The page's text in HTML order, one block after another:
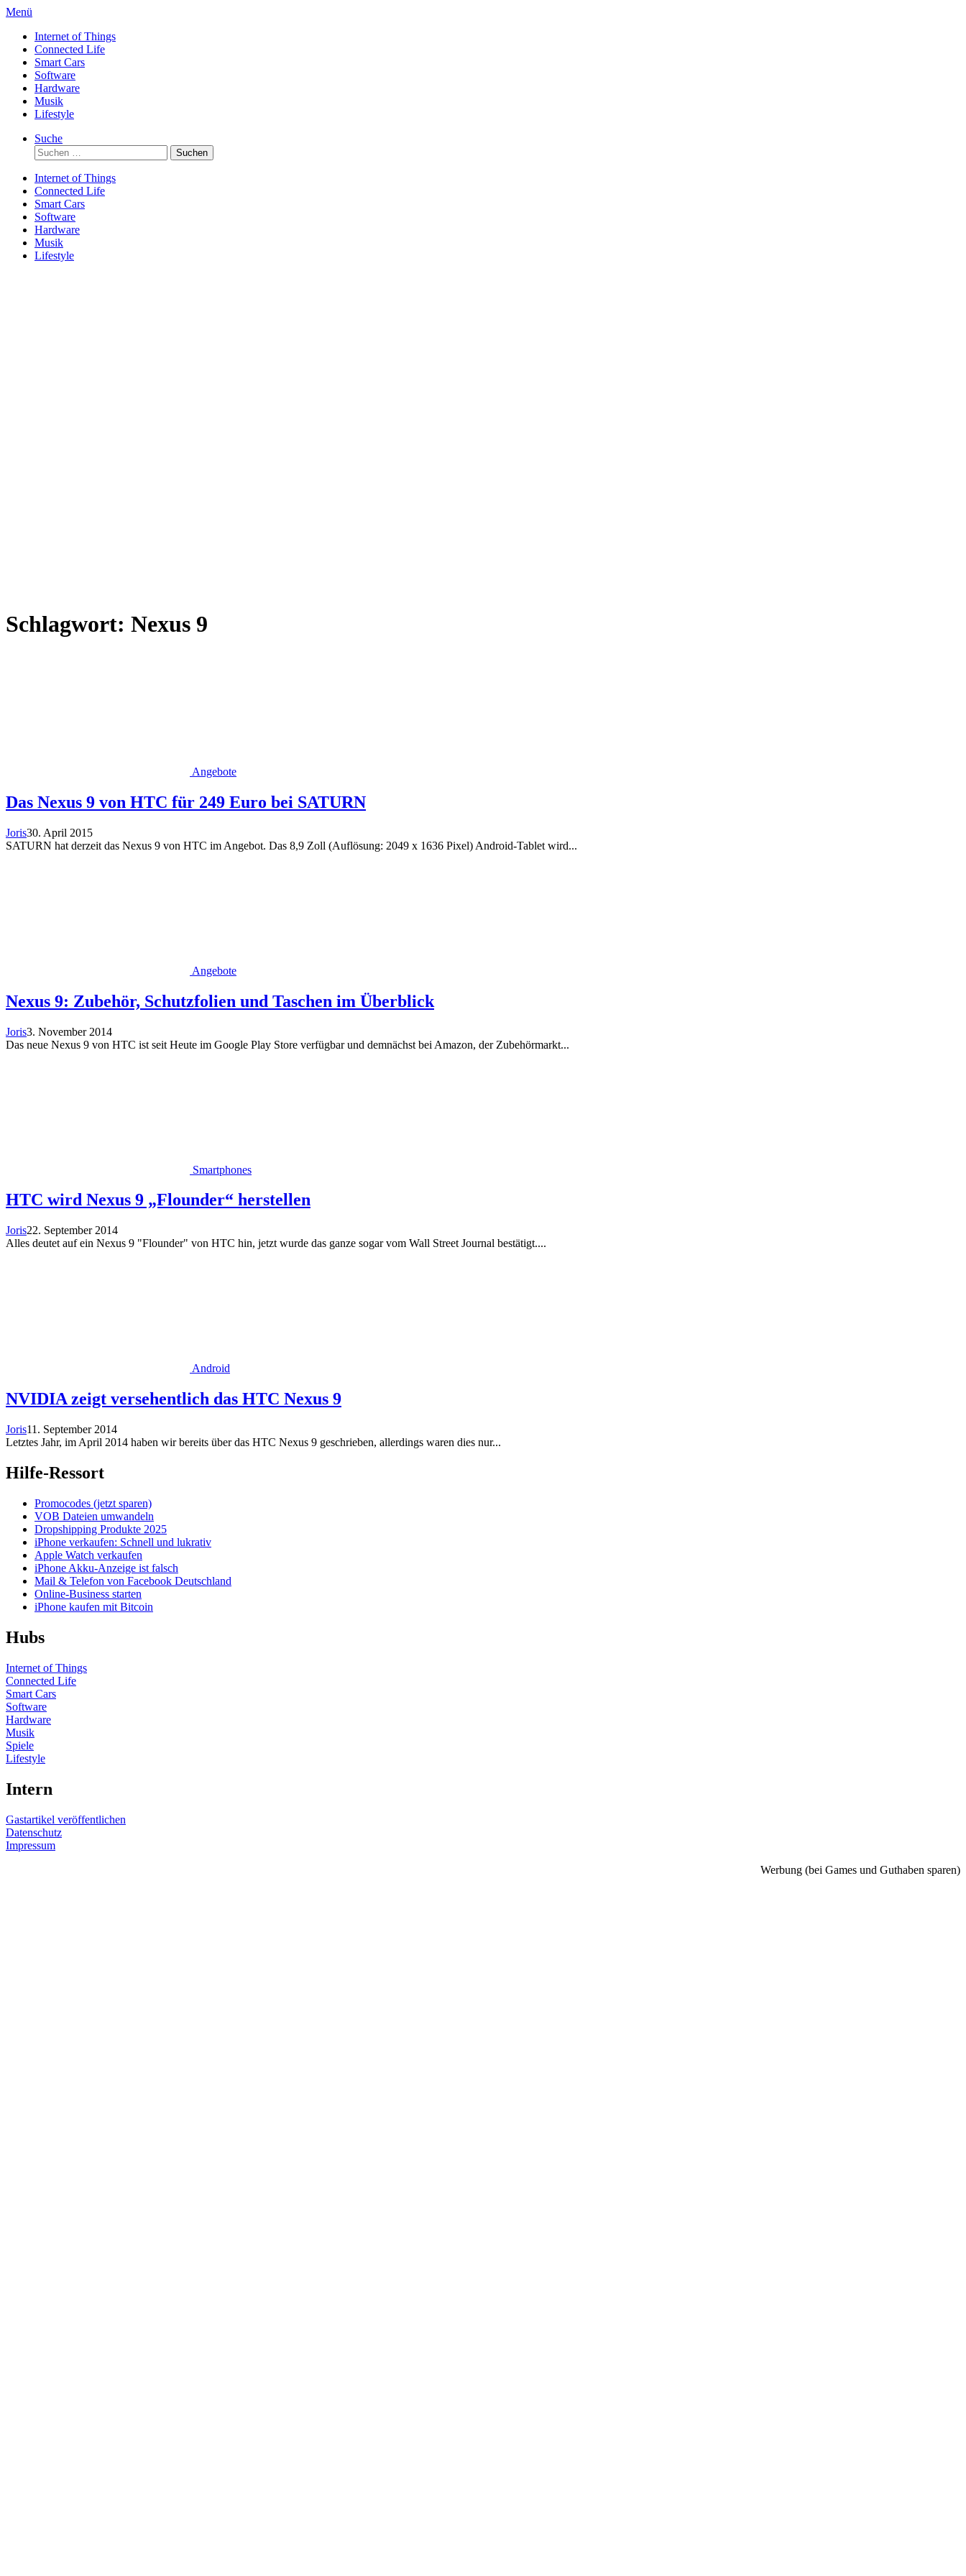
Direkt
Inhalt
Menü
Internet of Things
Connected Life
Smart Cars
Software
Hardware
Musik
Lifestyle
Suche
Suchen
nach:
Internet of Things
Connected Life
Smart Cars
Software
Hardware
Musik
Lifestyle
Schlagwort: Nexus 9
Angebote
Das Nexus 9 von HTC für 249 Euro bei SATURN
Joris30. April 2015
SATURN hat derzeit das Nexus 9 von HTC im Angebot. Das 8,9 Zoll (Auflösung: 2049 x 1636 Pixel) Android-Tablet wird...
Angebote
Nexus 9: Zubehör, Schutzfolien und Taschen im Überblick
Joris3. November 2014
Das neue Nexus 9 von HTC ist seit Heute im Google Play Store verfügbar und demnächst bei Amazon, der Zubehörmarkt...
Smartphones
HTC wird Nexus 9 „Flounder“ herstellen
Joris22. September 2014
Alles deutet auf ein Nexus 9 "Flounder" von HTC hin, jetzt wurde das ganze sogar vom Wall Street Journal bestätigt....
Android
NVIDIA zeigt versehentlich das HTC Nexus 9
Joris11. September 2014
Letztes Jahr, im April 2014 haben wir bereits über das HTC Nexus 9 geschrieben, allerdings waren dies nur...
Hilfe-Ressort
Promocodes (jetzt sparen)
VOB Dateien umwandeln
Dropshipping Produkte 2025
iPhone verkaufen: Schnell und lukrativ
Apple Watch verkaufen
iPhone Akku-Anzeige ist falsch
Mail & Telefon von Facebook Deutschland
Online-Business starten
iPhone kaufen mit Bitcoin
Hubs
Internet of Things
Connected Life
Smart Cars
Software
Hardware
Musik
Spiele
Lifestyle
Intern
Gastartikel veröffentlichen
Datenschutz
Impressum
Werbung (bei Games und Guthaben sparen)